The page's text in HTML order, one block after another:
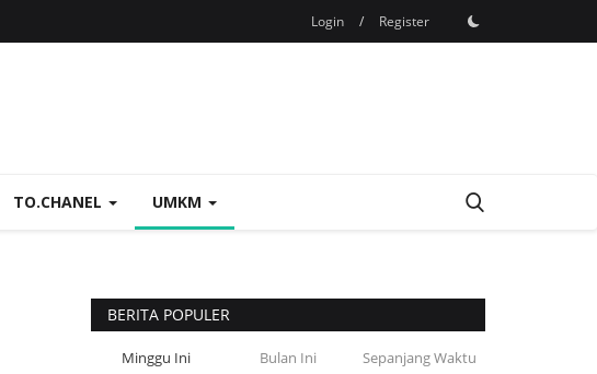
Login / Register
TO.CHANEL UMKM
BERITA POPULER
Minggu Ini Bulan Ini Sepanjang Waktu